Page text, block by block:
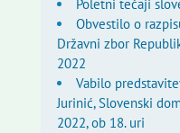
Poletni tečaji
Obvestilo o
Državni zbor
2022
Vabilo
Jurinić, Slovenski
2022, ob 18. uri